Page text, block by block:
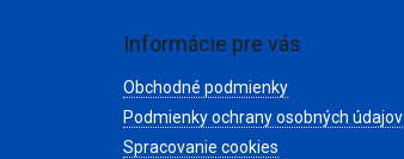
Informácie pre vás
Obchodné podmienky
Podmienky ochrany osobných údajov
Spracovanie cookies